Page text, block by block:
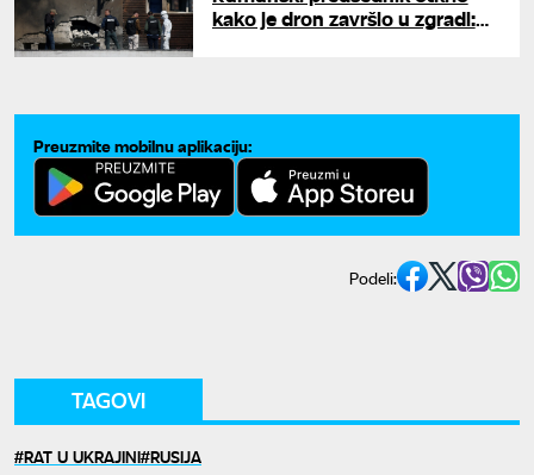
kako je dron završio u zgradi:
Preuzmite mobilnu aplikaciju:
Podeli:
TAGOVI
RAT U UKRAJINI RUSIJA